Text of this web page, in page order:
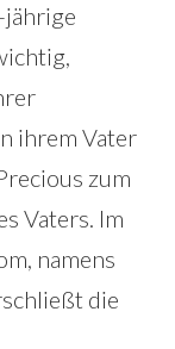
ihrem Vater
zum
Vaters. Im
namens
die